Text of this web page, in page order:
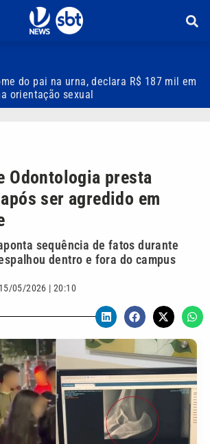
do pai na urna, declara R$ 187 mil em
orientação sexual
Odontologia presta
ser agredido em
sequência de fatos durante
dentro e fora do campus
15/05/2026 | 20:10